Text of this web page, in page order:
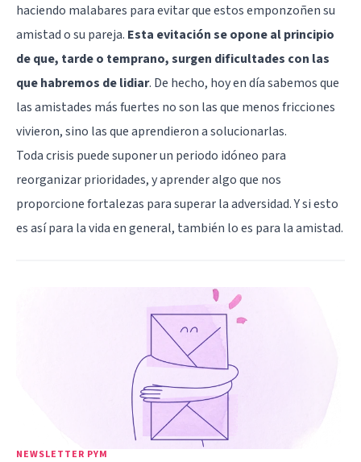
haciendo malabares para evitar que estos emponzoñen su
amistad o su pareja. Esta evitación se opone al principio
de que, tarde o temprano, surgen dificultades con las
que habremos de lidiar. De hecho, hoy en día sabemos que
las amistades más fuertes no son las que menos fricciones
vivieron, sino las que aprendieron a solucionarlas.
Toda crisis puede suponer un periodo idóneo para
reorganizar prioridades, y aprender algo que nos
proporcione fortalezas para superar la adversidad. Y si esto
es así para la vida en general, también lo es para la amistad.
NEWSLETTER PYM